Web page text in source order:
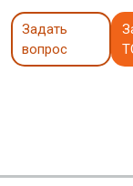
Задать
вопрос